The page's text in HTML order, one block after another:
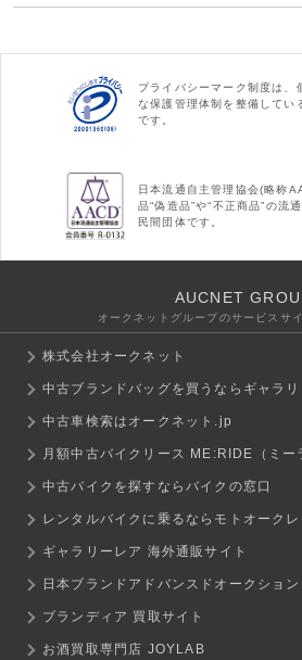
プライバシーマーク制度は、
な保護管理体制を整備してい
です。
日本流通自主管理協会(略称
品“偽造品”や“不正商品”の流
民間団体です。
AUCNET
オークネットグループのサービスサ
株式会社オークネット
中古ブランドバッグを買うならギャラリ
中古車検索はオークネット.jp
月額中古バイクリース ME:RIDE（ミー
中古バイクを探すならバイクの窓口
レンタルバイクに乗るならモトオーク
ギャラリーレア 海外通販サイト
日本ブランドアドバンスドオークション
ブランディア 買取サイト
お酒買取専門店 JOYLAB